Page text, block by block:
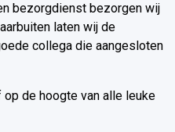
bezorgdienst bezorgen wij
laten wij de
collega die aangesloten
op de hoogte van alle leuke